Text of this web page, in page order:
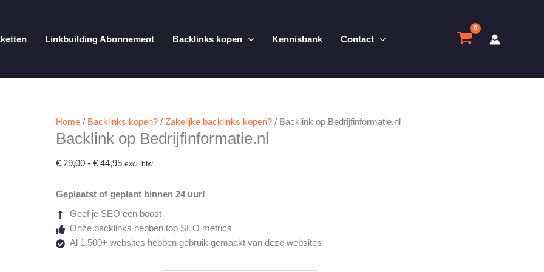
Linkbuilding Abonnement Backlinks kopen Kennisbank Contact
Home / Backlinks kopen? / Zakelijke backlinks kopen? / Backlink op Bedrijfinformatie.nl
Backlink op Bedrijfinformatie.nl
€ 29,00 - € 44,95Prijsklasse:
tot
excl. btw
Geplaatst of geplant binnen 24 uur!
Geef je SEO een boost
Onze backlinks hebben top SEO metrics
Al 1.500+ websites hebben gebruik gemaakt van deze websites